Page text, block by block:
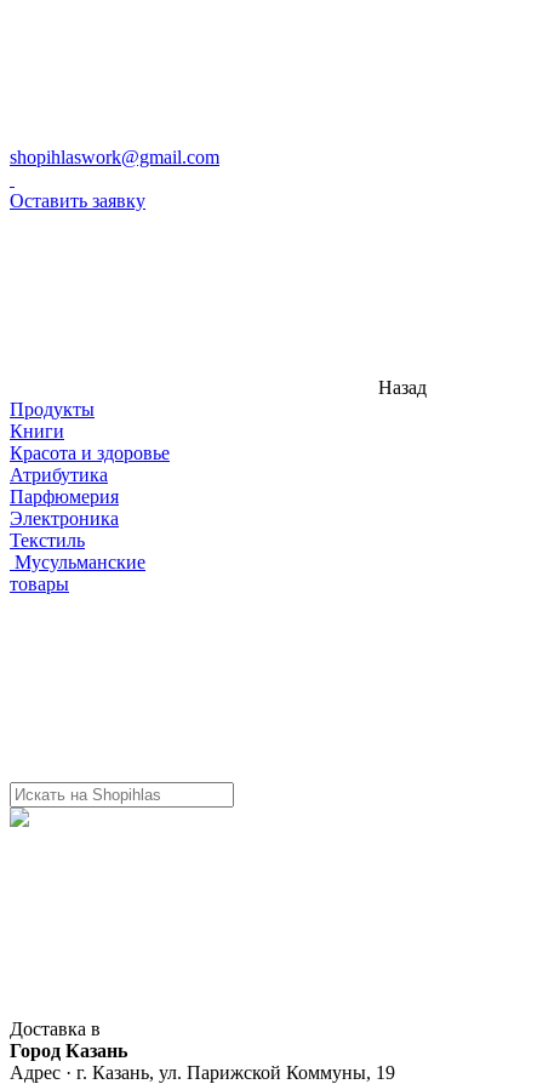
shopihlaswork@gmail.com
Оставить заявку
Назад
Продукты
Книги
Красота и здоровье
Атрибутика
Парфюмерия
Электроника
Текстиль
Мусульманские
товары
Доставка в
Город Казань
Адрес · г. Казань, ул. Парижской Коммуны, 19